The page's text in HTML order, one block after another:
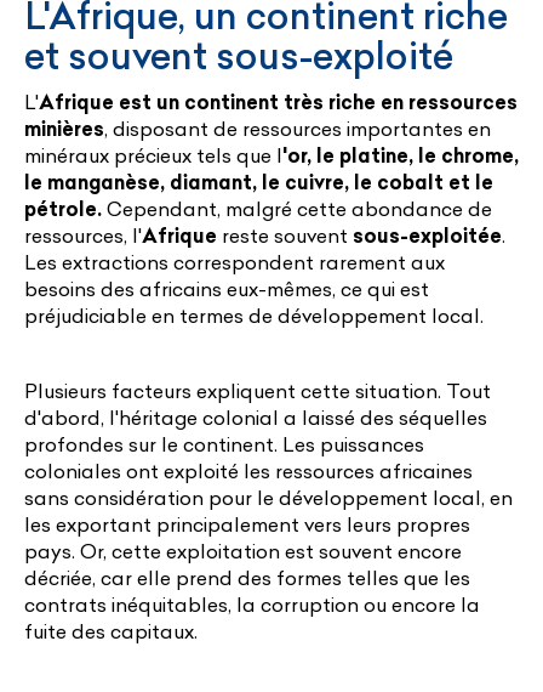
L'Afrique, un continent riche
et souvent sous-exploité
L'Afrique est un continent très riche en ressources
minières, disposant de ressources importantes en
minéraux précieux tels que l'or, le platine, le chrome,
le manganèse, diamant, le cuivre, le cobalt et le
pétrole. Cependant, malgré cette abondance de
ressources, l'Afrique reste souvent sous-exploitée.
Les extractions correspondent rarement aux
besoins des africains eux-mêmes, ce qui est
préjudiciable en termes de développement local.
Plusieurs facteurs expliquent cette situation. Tout
d'abord, l'héritage colonial a laissé des séquelles
profondes sur le continent. Les puissances
coloniales ont exploité les ressources africaines
sans considération pour le développement local, en
les exportant principalement vers leurs propres
pays. Or, cette exploitation est souvent encore
décriée, car elle prend des formes telles que les
contrats inéquitables, la corruption ou encore la
fuite des capitaux.